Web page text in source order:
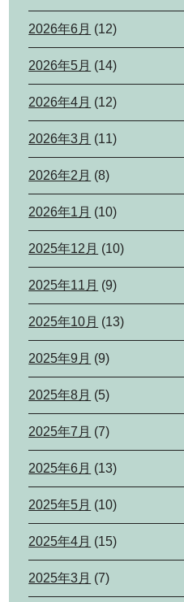
2026年6月 (12)
2026年5月 (14)
2026年4月 (12)
2026年3月 (11)
2026年2月 (8)
2026年1月 (10)
2025年12月 (10)
2025年11月 (9)
2025年10月 (13)
2025年9月 (9)
2025年8月 (5)
2025年7月 (7)
2025年6月 (13)
2025年5月 (10)
2025年4月 (15)
2025年3月 (7)